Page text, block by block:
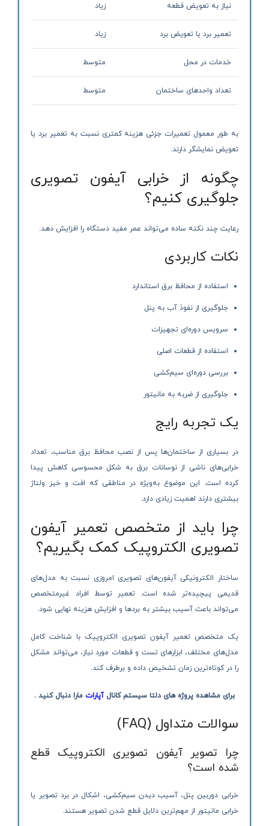
نیاز به تعویض قطعه زیاد
تعمیر برد یا تعویض برد زیاد
خدمات در محل متوسط
تعداد واحدهای ساختمان متوسط
به طور معمول تعمیرات جزئی هزینه کمتری نسبت به تعمیر برد یا
تعویض نمایشگر دارند.
چگونه از خرابی آیفون تصویری
جلوگیری کنیم؟
رعایت چند نکته ساده می‌تواند عمر مفید دستگاه را افزایش دهد.
نکات کاربردی
استفاده از محافظ برق استاندارد
جلوگیری از نفوذ آب به پنل
سرویس دوره‌ای تجهیزات
استفاده از قطعات اصلی
بررسی دوره‌ای سیم‌کشی
جلوگیری از ضربه به مانیتور
یک تجربه رایج
در بسیاری از ساختمان‌ها پس از نصب محافظ برق مناسب، تعداد
خرابی‌های ناشی از نوسانات برق به شکل محسوسی کاهش پیدا
کرده است. این موضوع به‌ویژه در مناطقی که افت و خیز ولتاژ
بیشتری دارند اهمیت زیادی دارد.
چرا باید از متخصص تعمیر آیفون
تصویری الکتروپیک کمک بگیریم؟
ساختار الکترونیکی آیفون‌های تصویری امروزی نسبت به مدل‌های
قدیمی پیچیده‌تر شده است. تعمیر توسط افراد غیرمتخصص
می‌تواند باعث آسیب بیشتر به بردها و افزایش هزینه نهایی شود.
یک متخصص تعمیر آیفون تصویری الکتروپیک با شناخت کامل
مدل‌های مختلف، ابزارهای تست و قطعات مورد نیاز، می‌تواند مشکل
را در کوتاه‌ترین زمان تشخیص داده و برطرف کند.
برای مشاهده پروژه های دلتا سیستم کانالآپارات مارا دنبال کنید .
سوالات متداول (FAQ)
چرا تصویر آیفون تصویری الکتروپیک قطع
شده است؟
خرابی دوربین پنل، آسیب دیدن سیم‌کشی، اشکال در برد تصویر یا
خرابی مانیتور از مهم‌ترین دلایل قطع شدن تصویر هستند.